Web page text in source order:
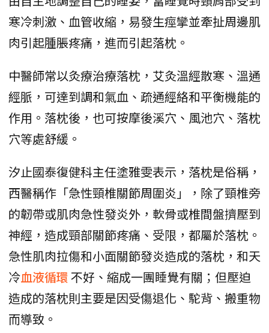
寒冷刺激、血管收縮，易發生痙攣並牽扯周邊肌
肉引起腫脹疼痛，進而引起落枕。
中醫師常以灸療治療落枕，艾灸溫經散寒、溫通
經脈，可達到調和氣血、疏通經絡和平衡機能的
作用。落枕後，也可按摩後溪穴、風池穴、落枕
穴等處舒緩。
汐止國泰復健科主任塗雅雯表示，落枕是俗稱，
西醫稱作「急性頸椎關節周圍炎」，除了頸椎旁
的韌帶或肌肉急性發炎外，軟骨或椎間盤擠壓到
神經，造成頸部關節疼痛、受限，都屬於落枕。
急性肌肉拉傷和小面關節發炎造成的落枕，和天
冷血液循環不好、縮成一團睡覺有關；但壓迫
造成的落枕則主要是因受傷退化、駝背、搬重物
而導致。